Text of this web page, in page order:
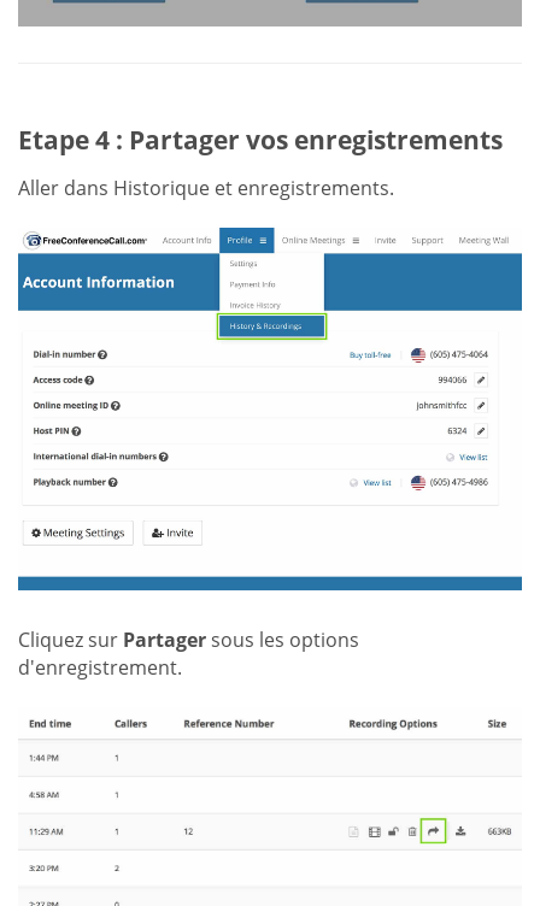
Etape 4 : Partager vos enregistrements
Aller dans Historique et enregistrements.
Cliquez sur Partagersous les options
d'enregistrement.